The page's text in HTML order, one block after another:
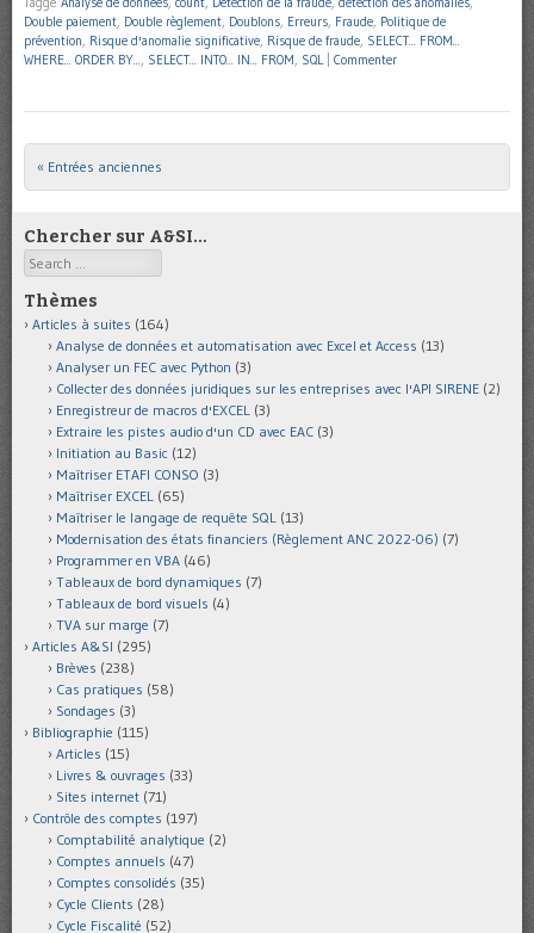
Double paiement, Double règlement, Doublons, Erreurs, Fraude, Politique de
prévention, Risque d'anomalie significative, Risque de fraude, SELECT... FROM...
WHERE... ORDER BY..., SELECT... INTO... IN... FROM, SQL Commenter
Post navigation
« Entrées anciennes
Chercher sur A&SI…
Search
Thèmes
Articles à suites (164)
Analyse de données et automatisation avec Excel et Access (13)
Analyser un FEC avec Python (3)
Collecter des données juridiques sur les entreprises avec l'API SIRENE (2)
Enregistreur de macros d'EXCEL (3)
Extraire les pistes audio d'un CD avec EAC (3)
Initiation au Basic (12)
Maîtriser ETAFI CONSO (3)
Maîtriser EXCEL (65)
Maîtriser le langage de requête SQL (13)
Modernisation des états financiers (Règlement ANC 2022-06) (7)
Programmer en VBA (46)
Tableaux de bord dynamiques (7)
Tableaux de bord visuels (4)
TVA sur marge (7)
Articles A&SI (295)
Brèves (238)
Cas pratiques (58)
Sondages (3)
Bibliographie (115)
Articles (15)
Livres & ouvrages (33)
Sites internet (71)
Contrôle des comptes (197)
Comptabilité analytique (2)
Comptes annuels (47)
Comptes consolidés (35)
Cycle Clients (28)
Cycle Fiscalité (52)